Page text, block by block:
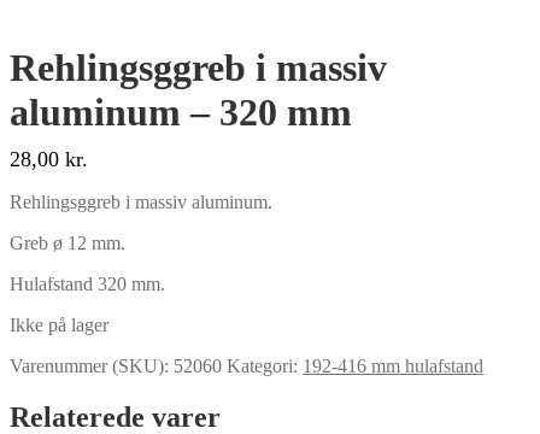
Rehlingsggreb i massiv
aluminum – 320 mm
28,00 kr.
Rehlingsggreb i massiv aluminum.
Greb ø 12 mm.
Hulafstand 320 mm.
Ikke på lager
Varenummer (SKU): 52060 Kategori: 192-416 mm hulafstand
Relaterede varer